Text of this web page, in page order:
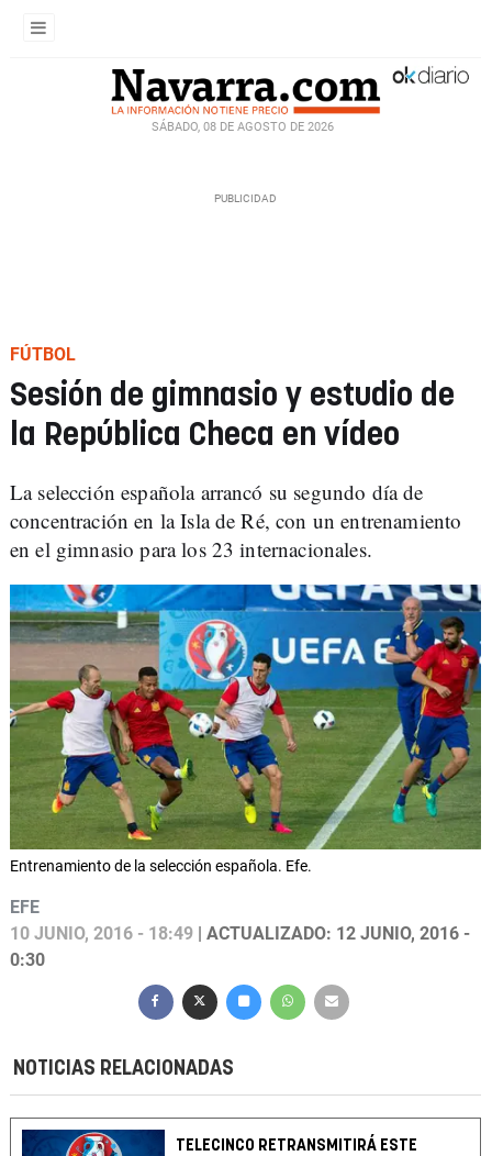
SÁBADO, 08 DE AGOSTO DE 2026
FÚTBOL
Sesión de gimnasio y estudio de
la República Checa en vídeo
La selección española arrancó su segundo día de
concentración en la Isla de Ré, con un entrenamiento
en el gimnasio para los 23 internacionales.
Entrenamiento de la selección española. Efe.
EFE
10 JUNIO, 2016 - 18:49 | ACTUALIZADO: 12 JUNIO, 2016 -
0:30
NOTICIAS RELACIONADAS
TELECINCO RETRANSMITIRÁ ESTE